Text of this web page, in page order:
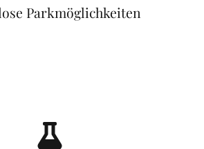
Parkmöglichkeiten